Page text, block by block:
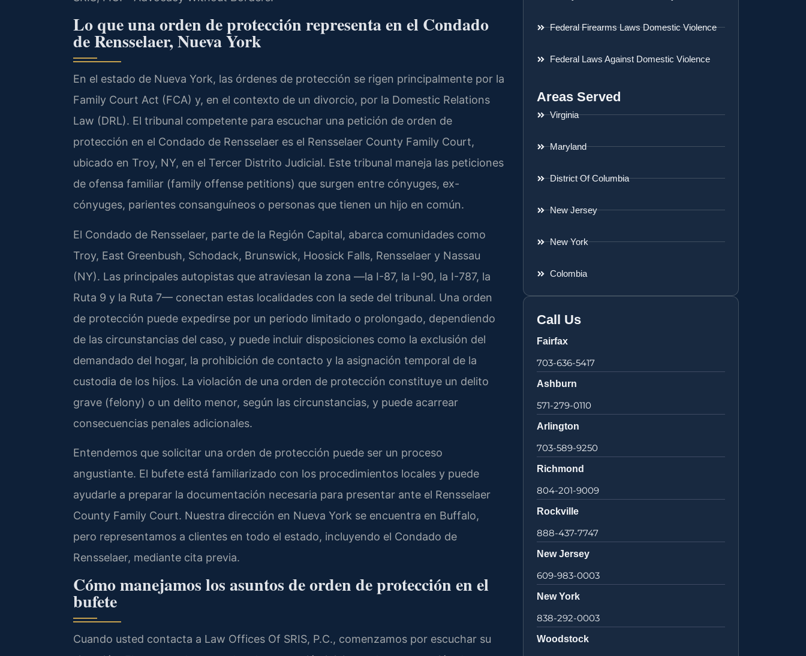
Lo que una orden de protección representa en el Condado
de Rensselaer, Nueva York
En el estado de Nueva York, las órdenes de protección se rigen principalmente por la
Family Court Act (FCA) y, en el contexto de un divorcio, por la Domestic Relations
Law (DRL). El tribunal competente para escuchar una petición de orden de
protección en el Condado de Rensselaer es el Rensselaer County Family Court,
ubicado en Troy, NY, en el Tercer Distrito Judicial. Este tribunal maneja las peticiones
de ofensa familiar (family offense petitions) que surgen entre cónyuges, ex-
cónyuges, parientes consanguíneos o personas que tienen un hijo en común.
El Condado de Rensselaer, parte de la Región Capital, abarca comunidades como
Troy, East Greenbush, Schodack, Brunswick, Hoosick Falls, Rensselaer y Nassau
(NY). Las principales autopistas que atraviesan la zona —la I-87, la I-90, la I-787, la
Ruta 9 y la Ruta 7— conectan estas localidades con la sede del tribunal. Una orden
de protección puede expedirse por un periodo limitado o prolongado, dependiendo
de las circunstancias del caso, y puede incluir disposiciones como la exclusión del
demandado del hogar, la prohibición de contacto y la asignación temporal de la
custodia de los hijos. La violación de una orden de protección constituye un delito
grave (felony) o un delito menor, según las circunstancias, y puede acarrear
consecuencias penales adicionales.
Entendemos que solicitar una orden de protección puede ser un proceso
angustiante. El bufete está familiarizado con los procedimientos locales y puede
ayudarle a preparar la documentación necesaria para presentar ante el Rensselaer
County Family Court. Nuestra dirección en Nueva York se encuentra en Buffalo,
pero representamos a clientes en todo el estado, incluyendo el Condado de
Rensselaer, mediante cita previa.
Cómo manejamos los asuntos de orden de protección en el
bufete
Cuando usted contacta a Law Offices Of SRIS, P.C., comenzamos por escuchar su
Federal Firearms Laws Domestic Violence
Federal Laws Against Domestic Violence
Areas Served
Virginia
Maryland
District Of Columbia
New Jersey
New York
Colombia
Call Us
Fairfax
703-636-5417
Ashburn
571-279-0110
Arlington
703-589-9250
Richmond
804-201-9009
Rockville
888-437-7747
New Jersey
609-983-0003
New York
838-292-0003
Woodstock